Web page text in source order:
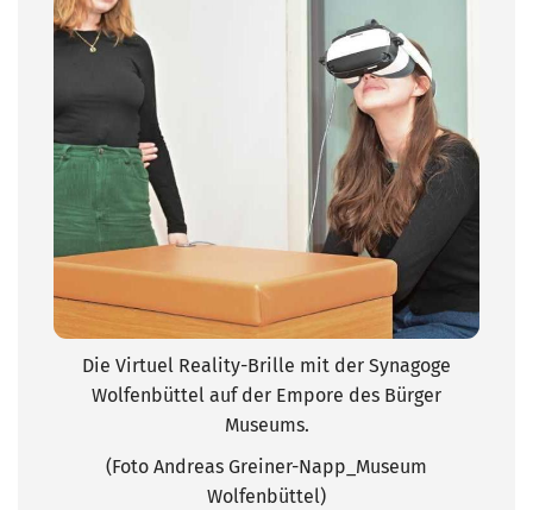
Die Virtuel Reality-Brille mit der Synagoge
Wolfenbüttel auf der Empore des Bürger
Museums.
(Foto Andreas Greiner-Napp_Museum
Wolfenbüttel)